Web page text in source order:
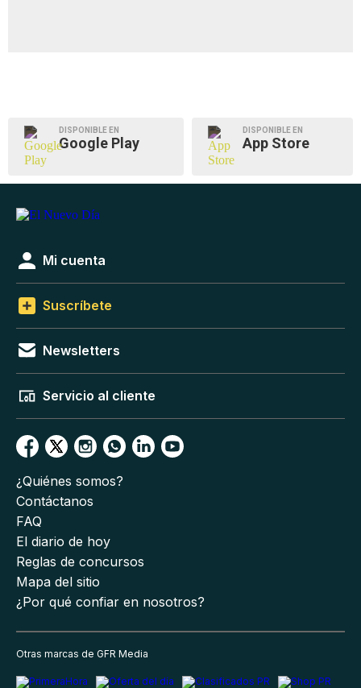
DISPONIBLE EN
Google Play
DISPONIBLE EN
App Store
Mi cuenta
Suscríbete
Newsletters
Servicio al cliente
¿Quiénes somos?
Contáctanos
FAQ
El diario de hoy
Reglas de concursos
Mapa del sitio
¿Por qué confiar en nosotros?
Otras marcas de GFR Media